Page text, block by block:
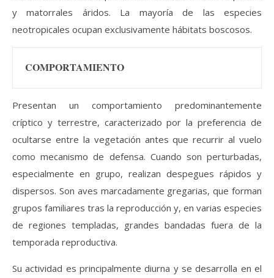
y matorrales áridos. La mayoría de las especies
neotropicales ocupan exclusivamente hábitats boscosos.
COMPORTAMIENTO
Presentan un comportamiento predominantemente
críptico y terrestre, caracterizado por la preferencia de
ocultarse entre la vegetación antes que recurrir al vuelo
como mecanismo de defensa. Cuando son perturbadas,
especialmente en grupo, realizan despegues rápidos y
dispersos. Son aves marcadamente gregarias, que forman
grupos familiares tras la reproducción y, en varias especies
de regiones templadas, grandes bandadas fuera de la
temporada reproductiva.
Su actividad es principalmente diurna y se desarrolla en el